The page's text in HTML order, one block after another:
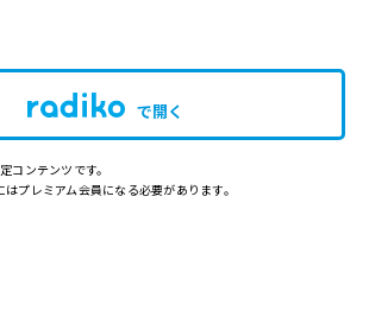
で開く
コンテンツです。
プレミアム会員になる必要があります。